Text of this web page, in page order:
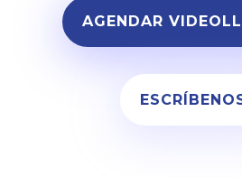
AGENDAR